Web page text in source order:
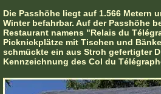
Die Passhöhe liegt auf 1.566 Metern
Winter befahrbar. Auf der Passhöhe
Restaurant namens "Relais du
Picknickplätze mit Tischen und
schmückte ein aus Stroh gefertigter
Kennzeichnung des Col du